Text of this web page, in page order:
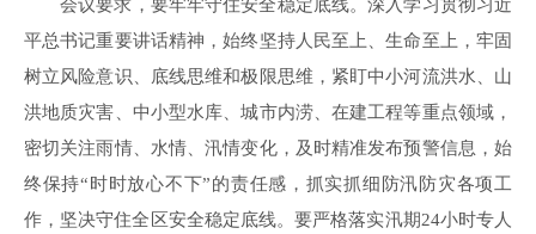
会议要求，要牢牢守住安全稳定底线。深入学习贯彻习近
平总书记重要讲话精神，始终坚持人民至上、生命至上，牢固
树立风险意识、底线思维和极限思维，紧盯中小河流洪水、山
洪地质灾害、中小型水库、城市内涝、在建工程等重点领域，
密切关注雨情、水情、汛情变化，及时精准发布预警信息，始
终保持“时时放心不下”的责任感，抓实抓细防汛防灾各项工
作，坚决守住全区安全稳定底线。要严格落实汛期24小时专人